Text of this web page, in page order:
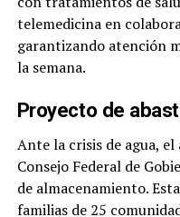
telemedicina en
garantizando atención
la semana.
Proyecto de
Ante la crisis de agua,
Consejo Federal de
de almacenamiento.
familias de 25